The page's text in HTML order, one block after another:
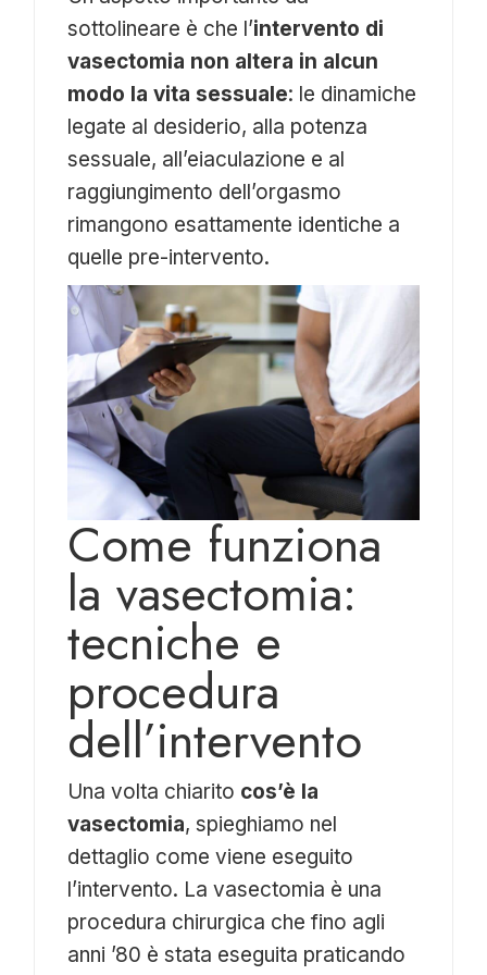
sottolineare è che l’intervento di
vasectomia non altera in alcun
modo la vita sessuale: le dinamiche
legate al desiderio, alla potenza
sessuale, all’eiaculazione e al
raggiungimento dell’orgasmo
rimangono esattamente identiche a
quelle pre-intervento.
Come funziona
la vasectomia:
tecniche e
procedura
dell’intervento
Una volta chiarito cos’è la
vasectomia, spieghiamo nel
dettaglio come viene eseguito
l’intervento. La vasectomia è una
procedura chirurgica che fino agli
anni ’80 è stata eseguita praticando